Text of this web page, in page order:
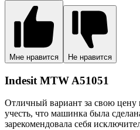
Мне нравится Не нравится
Indesit MTW A51051
Отличный вариант за свою цену
учесть, что машинка была
зарекомендовала себя